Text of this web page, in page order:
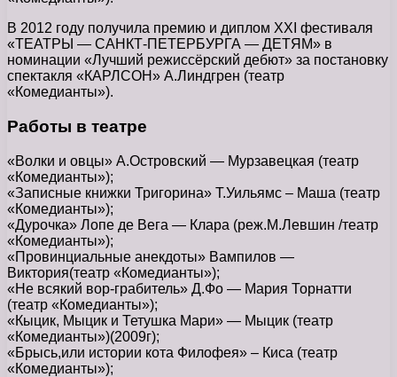
В 2012 году получила премию и диплом ХХI фестиваля
«ТЕАТРЫ — САНКТ-ПЕТЕРБУРГА — ДЕТЯМ» в
номинации «Лучший режиссёрский дебют» за постановку
спектакля «КАРЛСОН» А.Линдгрен (театр
«Комедианты»).
Работы в театре
«Волки и овцы» А.Островский — Мурзавецкая (театр
«Комедианты»);
«Записные книжки Тригорина» Т.Уильямс – Маша (театр
«Комедианты»);
«Дурочка» Лопе де Вега — Клара (реж.М.Левшин /театр
«Комедианты»);
«Провинциальные анекдоты» Вампилов —
Виктория(театр «Комедианты»);
«Не всякий вор-грабитель» Д.Фо — Мария Торнатти
(театр «Комедианты»);
«Кыцик, Мыцик и Тетушка Мари» — Мыцик (театр
«Комедианты»)(2009г);
«Брысь,или истории кота Филофея» – Киса (театр
«Комедианты»);